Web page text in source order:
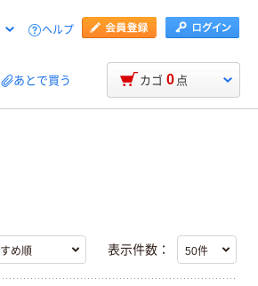
ヘルプ
あとで買う カゴ 0 点
表示件数：